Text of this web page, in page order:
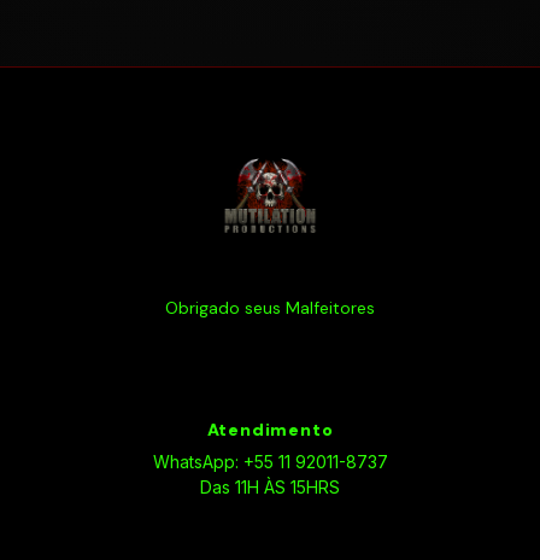
Obrigado seus Malfeitores
Atendimento
WhatsApp: +55 11 92011-8737
Das 11H ÀS 15HRS